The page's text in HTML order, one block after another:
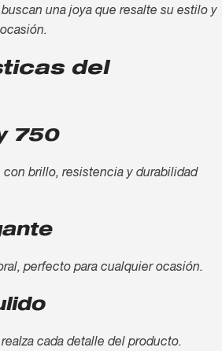
una joya que resalte su estilo y
del
750
con brillo, resistencia y durabilidad
perfecto para cualquier ocasión.
cada detalle del producto.